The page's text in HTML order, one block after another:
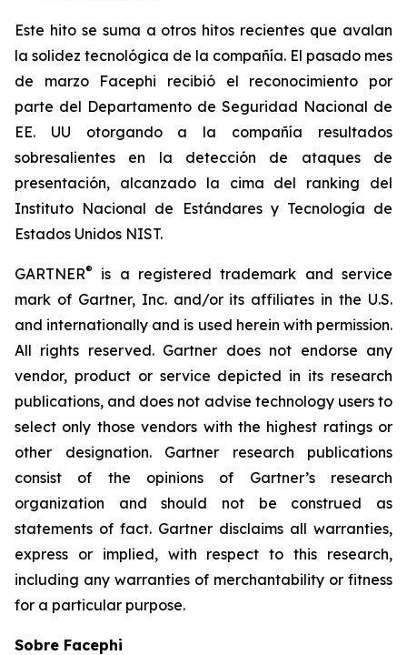
Este hito se suma a otros hitos recientes que avalan
la solidez tecnológica de la compañía. El pasado mes
de marzo Facephi recibió el reconocimiento por
parte del Departamento de Seguridad Nacional de
EE. UU otorgando a la compañía resultados
sobresalientes en la detección de ataques de
presentación, alcanzado la cima del ranking del
Instituto Nacional de Estándares y Tecnología de
Estados Unidos NIST.
GARTNER® is a registered trademark and service
mark of Gartner, Inc. and/or its affiliates in the U.S.
and internationally and is used herein with permission.
All rights reserved. Gartner does not endorse any
vendor, product or service depicted in its research
publications, and does not advise technology users to
select only those vendors with the highest ratings or
other designation. Gartner research publications
consist of the opinions of Gartner’s research
organization and should not be construed as
statements of fact. Gartner disclaims all warranties,
express or implied, with respect to this research,
including any warranties of merchantability or fitness
for a particular purpose.
Sobre Facephi